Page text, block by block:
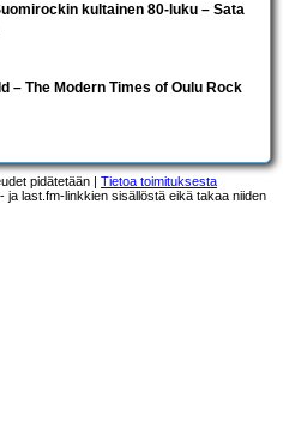
kultainen 80-luku – Sata
– The Modern Times of Oulu Rock
pidätetään | Tietoa toimituksesta
ja last.fm-linkkien sisällöstä eikä takaa niiden